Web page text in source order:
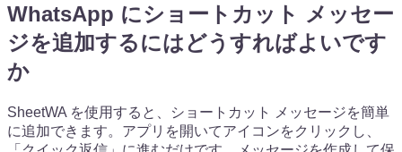
WhatsApp にショートカット メッセー
ジを追加するにはどうすればよいです
か
SheetWA を使用すると、ショートカット メッセージを簡単
に追加できます。アプリを開いてアイコンをクリックし、